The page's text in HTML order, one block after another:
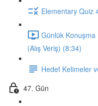
Elementary Quiz
Günlük
(Alış Veriş) (8:34)
Hedef Kelimeler
47. Gün